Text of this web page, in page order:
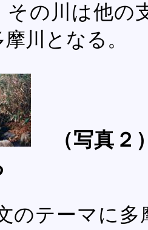
その川は他の
川となる。
（写真
のテーマに